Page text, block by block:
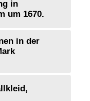
in
um 1670.
in der